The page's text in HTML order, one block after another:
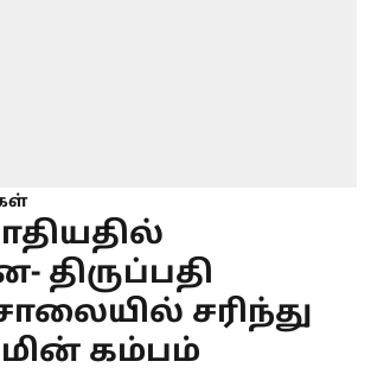
சரிந்து
மின் கம்பம்